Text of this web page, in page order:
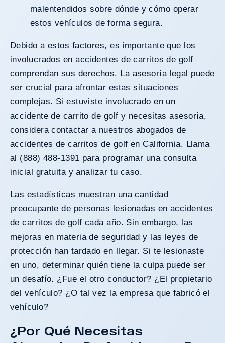
malentendidos sobre dónde y cómo operar
estos vehículos de forma segura.
Debido a estos factores, es importante que los
involucrados en accidentes de carritos de golf
comprendan sus derechos. La asesoría legal puede
ser crucial para afrontar estas situaciones
complejas. Si estuviste involucrado en un
accidente de carrito de golf y necesitas asesoría,
considera contactar a nuestros abogados de
accidentes de carritos de golf en California. Llama
al (888) 488-1391 para programar una consulta
inicial gratuita y analizar tu caso.
Las estadísticas muestran una cantidad
preocupante de personas lesionadas en accidentes
de carritos de golf cada año. Sin embargo, las
mejoras en materia de seguridad y las leyes de
protección han tardado en llegar. Si te lesionaste
en uno, determinar quién tiene la culpa puede ser
un desafío. ¿Fue el otro conductor? ¿El propietario
del vehículo? ¿O tal vez la empresa que fabricó el
vehículo?
¿Por Qué Necesitas